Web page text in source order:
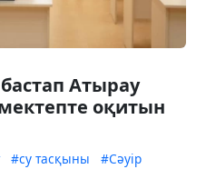
Атырау
оқитын
#су тасқыны #Сәуір